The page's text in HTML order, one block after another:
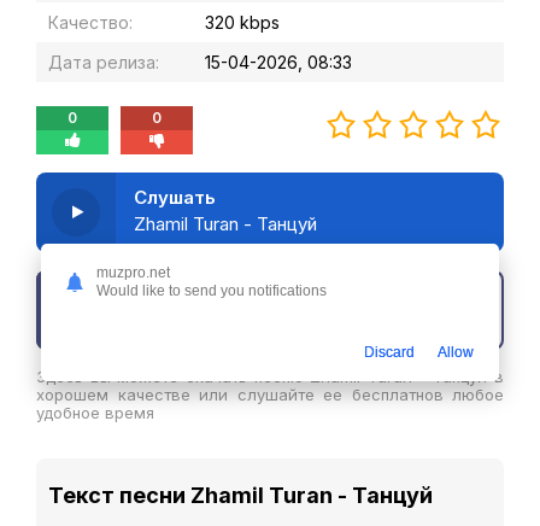
Качество:
320 kbps
Дата релиза:
15-04-2026, 08:33
0 0
Слушать
Zhamil Turan - Танцуй
Здесь вы можете скачать песню Zhamil Turan - Танцуй в
хорошем качестве или слушайте ее бесплатнов любое
удобное время
Текст песни Zhamil Turan - Танцуй
muzpro.net
Would like to send you notifications
Discard Allow